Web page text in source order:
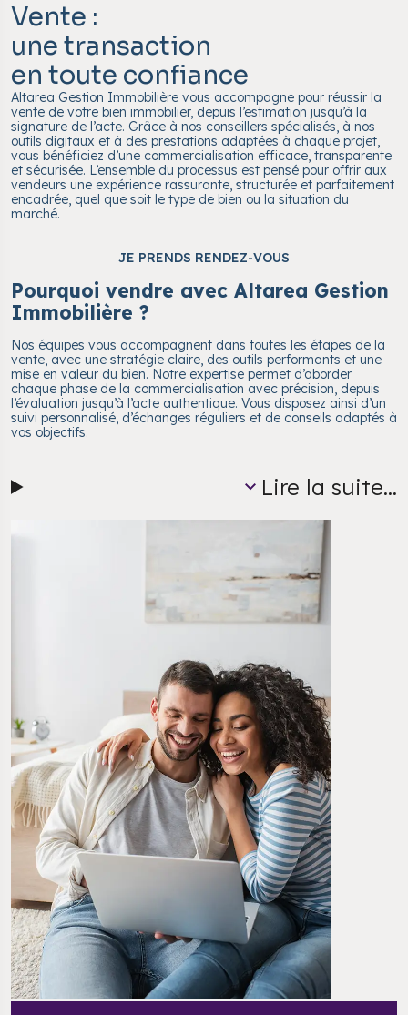
Vente :
une transaction
en toute confiance
Altarea Gestion Immobilière vous accompagne pour réussir la
vente de votre bien immobilier, depuis l’estimation jusqu’à la
signature de l’acte. Grâce à nos conseillers spécialisés, à nos
outils digitaux et à des prestations adaptées à chaque projet,
vous bénéficiez d’une commercialisation efficace, transparente
et sécurisée. L’ensemble du processus est pensé pour offrir aux
vendeurs une expérience rassurante, structurée et parfaitement
encadrée, quel que soit le type de bien ou la situation du
marché.
JE PRENDS RENDEZ-VOUS
Pourquoi vendre avec Altarea Gestion
Immobilière ?
Nos équipes vous accompagnent dans toutes les étapes de la
vente, avec une stratégie claire, des outils performants et une
mise en valeur du bien. Notre expertise permet d’aborder
chaque phase de la commercialisation avec précision, depuis
l’évaluation jusqu’à l’acte authentique. Vous disposez ainsi d’un
suivi personnalisé, d’échanges réguliers et de conseils adaptés à
vos objectifs.
Lire la suite...